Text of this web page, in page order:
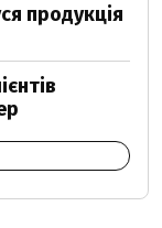
продукція